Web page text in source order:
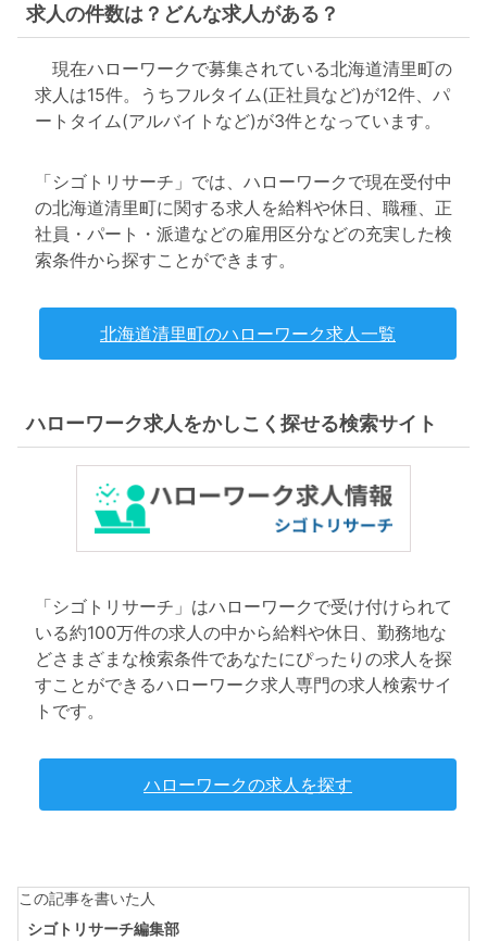
求人の件数は？どんな求人がある？
現在ハローワークで募集されている北海道清里町の
求人は15件。うちフルタイム(正社員など)が12件、パ
ートタイム(アルバイトなど)が3件となっています。
「シゴトリサーチ」では、ハローワークで現在受付中
の北海道清里町に関する求人を給料や休日、職種、正
社員・パート・派遣などの雇用区分などの充実した検
索条件から探すことができます。
北海道清里町のハローワーク求人一覧
ハローワーク求人をかしこく探せる検索サイト
「シゴトリサーチ」はハローワークで受け付けられて
いる約100万件の求人の中から給料や休日、勤務地な
どさまざまな検索条件であなたにぴったりの求人を探
すことができるハローワーク求人専門の求人検索サイ
トです。
ハローワークの求人を探す
この記事を書いた人
シゴトリサーチ編集部